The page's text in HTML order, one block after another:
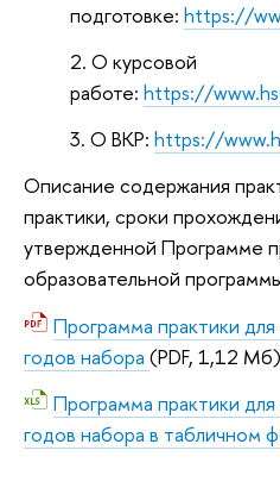
подготовке:https://
О курсовой
работе:https://
О ВКР:https://
Описание содержания
практики, сроки
утвержденной Программе
образовательной
Программа практики
годов набора (PDF, 1,12 Мб)
Программа практики
годов набора в табличном